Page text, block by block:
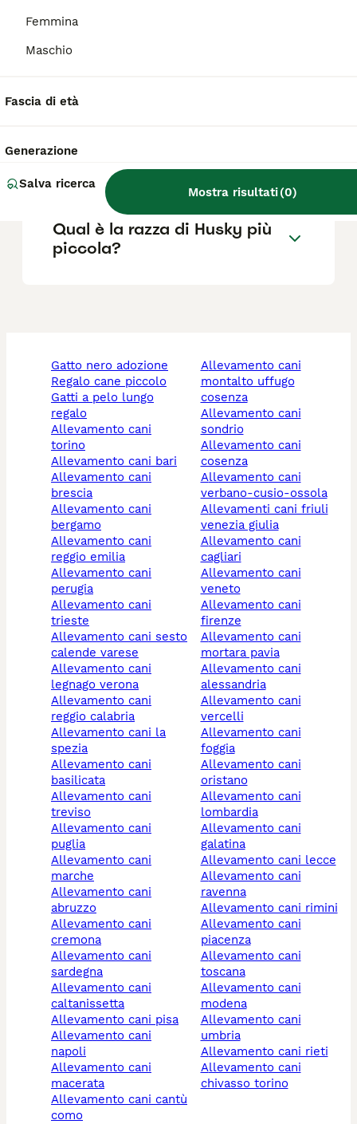
Femmina
Maschio
Fascia di età
Generazione
Salva ricerca
Mostra risultati(0)
soglia secondo colore degli occhi e taglia.
Quali sono le caratteristiche
del Pomsky?
Qual è la razza di Husky più
piccola?
gatto nero adozione
regalo cane piccolo
gatti a pelo lungo
regalo
allevamento cani
torino
allevamento cani bari
allevamento cani
brescia
allevamento cani
bergamo
allevamento cani
reggio emilia
allevamento cani
perugia
allevamento cani
trieste
allevamento cani sesto
calende varese
allevamento cani
legnago verona
allevamento cani
reggio calabria
allevamento cani la
spezia
allevamento cani
basilicata
allevamento cani
treviso
allevamento cani
puglia
allevamento cani
marche
allevamento cani
abruzzo
allevamento cani
cremona
allevamento cani
sardegna
allevamento cani
caltanissetta
allevamento cani pisa
allevamento cani
napoli
allevamento cani
macerata
allevamento cani cantù
como
allevamento cani
montalto uffugo
cosenza
allevamento cani
sondrio
allevamento cani
cosenza
allevamento cani
verbano-cusio-ossola
allevamenti cani friuli
venezia giulia
allevamento cani
cagliari
allevamento cani
veneto
allevamento cani
firenze
allevamento cani
mortara pavia
allevamento cani
alessandria
allevamento cani
vercelli
allevamento cani
foggia
allevamento cani
oristano
allevamento cani
lombardia
allevamento cani
galatina
allevamento cani lecce
allevamento cani
ravenna
allevamento cani rimini
allevamento cani
piacenza
allevamento cani
toscana
allevamento cani
modena
allevamento cani
umbria
allevamento cani rieti
allevamento cani
chivasso torino